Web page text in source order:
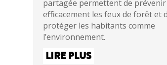
partagée permettent de prévenir
efficacement les feux de forêt et
protéger les habitants comme
l’environnement.
LIRE PLUS